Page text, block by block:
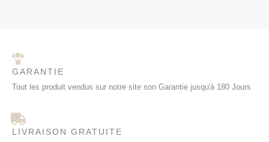
GARANTIE
Tout les produit vendus sur notre site son Garantie jusqu'à 180 Jours
LIVRAISON GRATUITE